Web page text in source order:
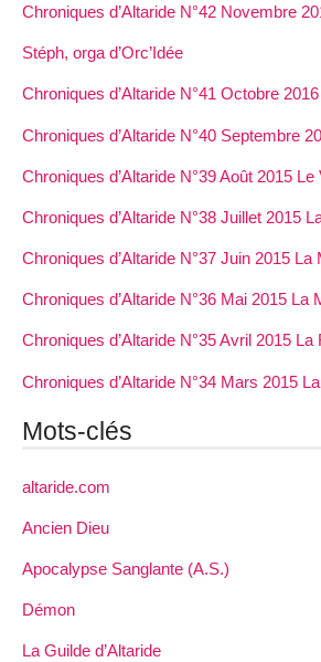
Chroniques d’Altaride N°42 Novembre
Stéph, orga d’Orc’Idée
Chroniques d’Altaride N°41 Octobre
Chroniques d’Altaride N°40 Septembre
Chroniques d’Altaride N°39 Août 2015 Le
Chroniques d’Altaride N°38 Juillet 2015
Chroniques d’Altaride N°37 Juin 2015 La
Chroniques d’Altaride N°36 Mai 2015 La
Chroniques d’Altaride N°35 Avril 2015 La
Chroniques d’Altaride N°34 Mars 2015
Mots-clés
altaride.com
Ancien Dieu
Apocalypse Sanglante (A.S.)
Démon
La Guilde d’Altaride